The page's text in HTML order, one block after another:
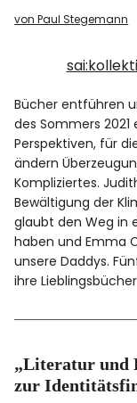
Über uns
Facebook
Info
von Paul Stegemann
Bücher entführen
des Sommers
Perspektiven, für
ändern
Kompliziertes.
Bewältigung der
glaubt den Weg in
haben und Emma
unsere Daddys.
ihre
„Literatur und
zur